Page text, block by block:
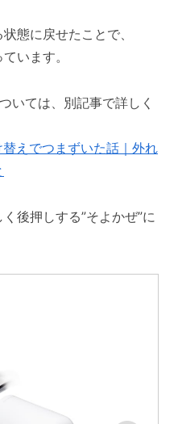
態に戻せたことで、
います。
いては、別記事で詳しく
えでつまずいた話｜外れ
後押しする”そよかぜ”に